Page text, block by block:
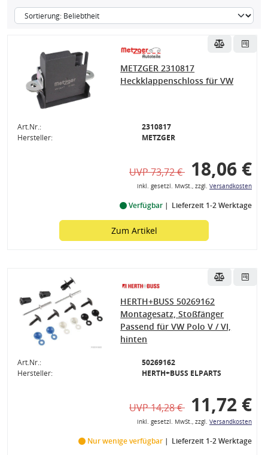
METZGER 2310817
Heckklappenschloss für VW
Art.Nr.:
2310817
Hersteller:
METZGER
UVP 73,72 € 18,06 €
inkl. gesetzl. MwSt., zzgl. Versandkosten
Verfügbar Lieferzeit 1-2 Werktage
Zum Artikel
HERTH+BUSS 50269162
Montagesatz, Stoßfänger
Passend für VW Polo V / VI,
hinten
Art.Nr.:
50269162
Hersteller:
HERTH+BUSS ELPARTS
UVP 14,28 € 11,72 €
inkl. gesetzl. MwSt., zzgl. Versandkosten
Nur wenige verfügbar Lieferzeit 1-2 Werktage